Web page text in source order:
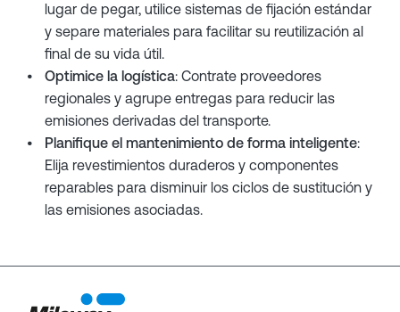
lugar de pegar, utilice sistemas de fijación estándar
y separe materiales para facilitar su reutilización al
final de su vida útil.
Optimice la logística: Contrate proveedores
regionales y agrupe entregas para reducir las
emisiones derivadas del transporte.
Planifique el mantenimiento de forma inteligente:
Elija revestimientos duraderos y componentes
reparables para disminuir los ciclos de sustitución y
las emisiones asociadas.